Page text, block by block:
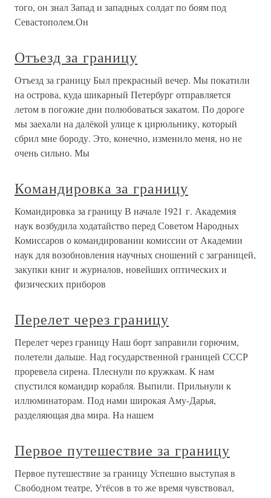
того, он знал Запад и западных солдат по боям под
Севастополем.Он
Отъезд за границу
Отъезд за границу Был прекрасный вечер. Мы покатили
на острова, куда шикарный Петербург отправляется
летом в погожие дни полюбоваться закатом. По дороге
мы заехали на далёкой улице к цирюльнику, который
сбрил мне бороду. Это, конечно, изменило меня, но не
очень сильно. Мы
Командировка за границу
Командировка за границу В начале 1921 г. Академия
наук возбудила ходатайство перед Советом Народных
Комиссаров о командировании комиссии от Академии
наук для возобновления научных сношений с заграницей,
закупки книг и журналов, новейших оптических и
физических приборов
Перелет через границу
Перелет через границу Наш борт заправили горючим,
полетели дальше. Над государственной границей СССР
проревела сирена. Плеснули по кружкам. К нам
спустился командир корабля. Выпили. Прильнули к
иллюминаторам. Под нами широкая Аму-Дарья,
разделяющая два мира. На нашем
Первое путешествие за границу
Первое путешествие за границу Успешно выступая в
Свободном театре, Утёсов в то же время чувствовал,